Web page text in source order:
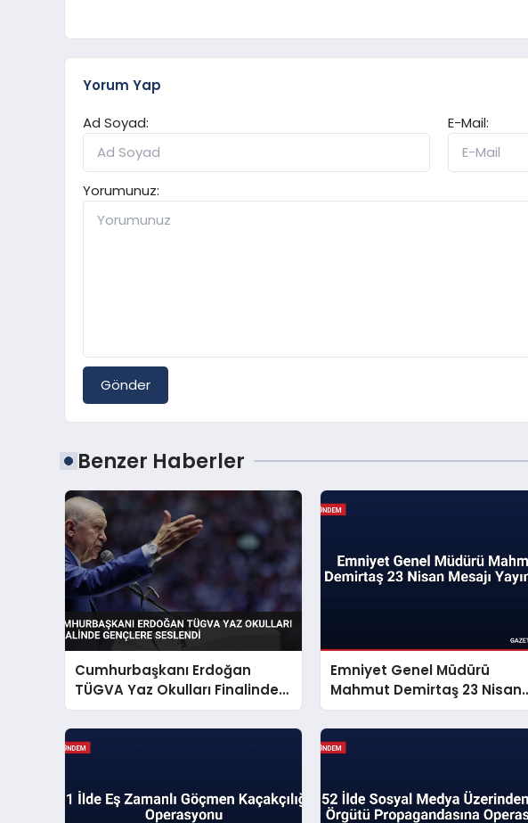
Yorum Yap
Ad Soyad:
E-Mail:
Yorumunuz:
Gönder
Benzer Haberler
Cumhurbaşkanı Erdoğan
TÜGVA Yaz Okulları Finalinde
Gençlere Seslendi
Emniyet Genel Müdürü
Mahmut Demirtaş 23 Nisan
Mesajı Yayınladı